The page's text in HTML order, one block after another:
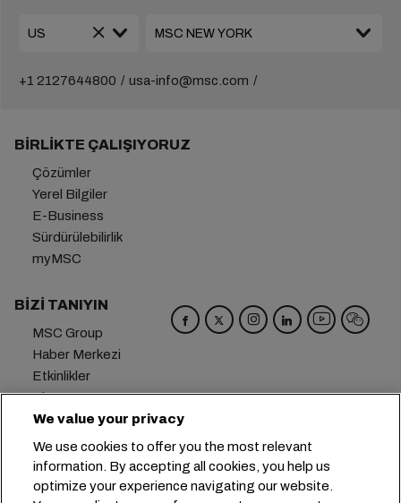
+1 2127644800 usa-info@msc.com
BIRLIKTE ÇALIŞIYORUZ
Çözümler
Yerel Bilgiler
E-Business
Sürdürülebilirlik
myMSC
BIZI TANIYIN
MSC Group
Haber Merkezi
Etkinlikler
Blog
Kariyer
Bize Ulaşın
Genel Merkez: +41 227038888
info@msc.com
We value your privacy
We use cookies to offer you the most relevant
information. By accepting all cookies, you help us
optimize your experience navigating our website.